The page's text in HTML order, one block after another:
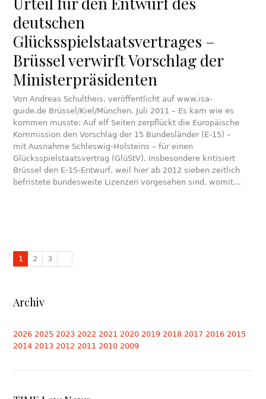
deutschen
Glücksspielstaatsvertrages –
Brüssel verwirft Vorschlag der
Ministerpräsidenten
Von Andreas Schultheis, veröffentlicht auf www.isa-
guide.de Brüssel/Kiel/München, Juli 2011 – Es kam wie es
kommen musste: Auf elf Seiten zerpflückt die Europäische
Kommission den Vorschlag der 15 Bundesländer (E-15) –
mit Ausnahme Schleswig-Holsteins – für einen
Glücksspielstaatsvertrag (GlüStV). Insbesondere kritisiert
Brüssel den E-15-Entwurf, weil hier ab 2012 sieben zeitlich
befristete bundesweite Lizenzen vorgesehen sind, womit…
1 2 3
Archiv
2026 2025 2023 2022 2021 2020 2019 2018 2017 2016 2015
2014 2013 2012 2011 2010 2009